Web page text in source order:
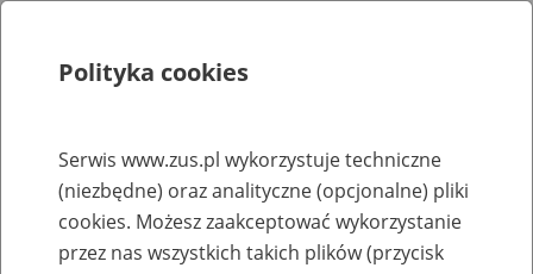
Rejestry, ewidencje i archiwa
Baza zlikwidowanych lub
Polityka cookies
Serwis www.zus.pl wykorzystuje techniczne
(niezbędne) oraz analityczne (opcjonalne) pliki
cookies. Możesz zaakceptować wykorzystanie
przez nas wszystkich takich plików (przycisk